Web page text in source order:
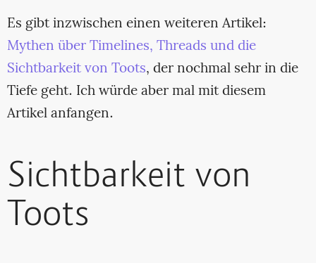
Es gibt inzwischen einen weiteren Artikel:
Mythen über Timelines, Threads und die
Sichtbarkeit von Toots, der nochmal sehr in die
Tiefe geht. Ich würde aber mal mit diesem
Artikel anfangen.
Sichtbarkeit von
Toots